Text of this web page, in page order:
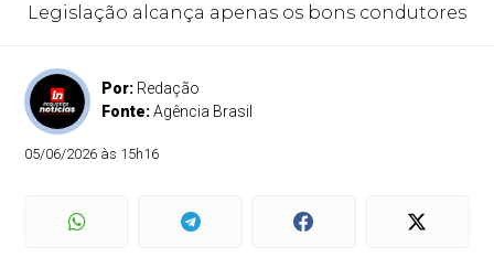
Legislação alcança apenas os bons condutores
Por: Redação
Fonte:Agência Brasil
05/06/2026 às 15h16